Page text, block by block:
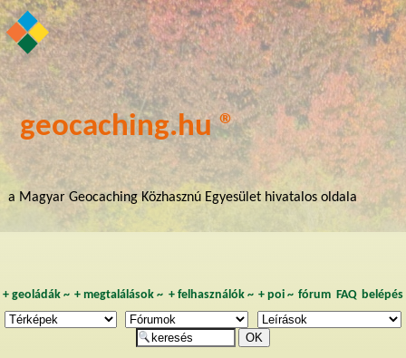
geocaching.hu ®
a Magyar Geocaching Közhasznú Egyesület hivatalos oldala
+ geoládák~ +megtalálások ~ + felhasználók~ + poi~ fórum FAQ belépés